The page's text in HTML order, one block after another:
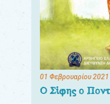
01 Φεβρουαρίου 2021
Ο Σίφης ο